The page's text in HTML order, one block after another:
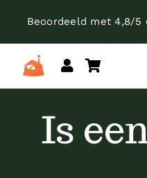
content
Beoordeeld met 4,8/5
Is